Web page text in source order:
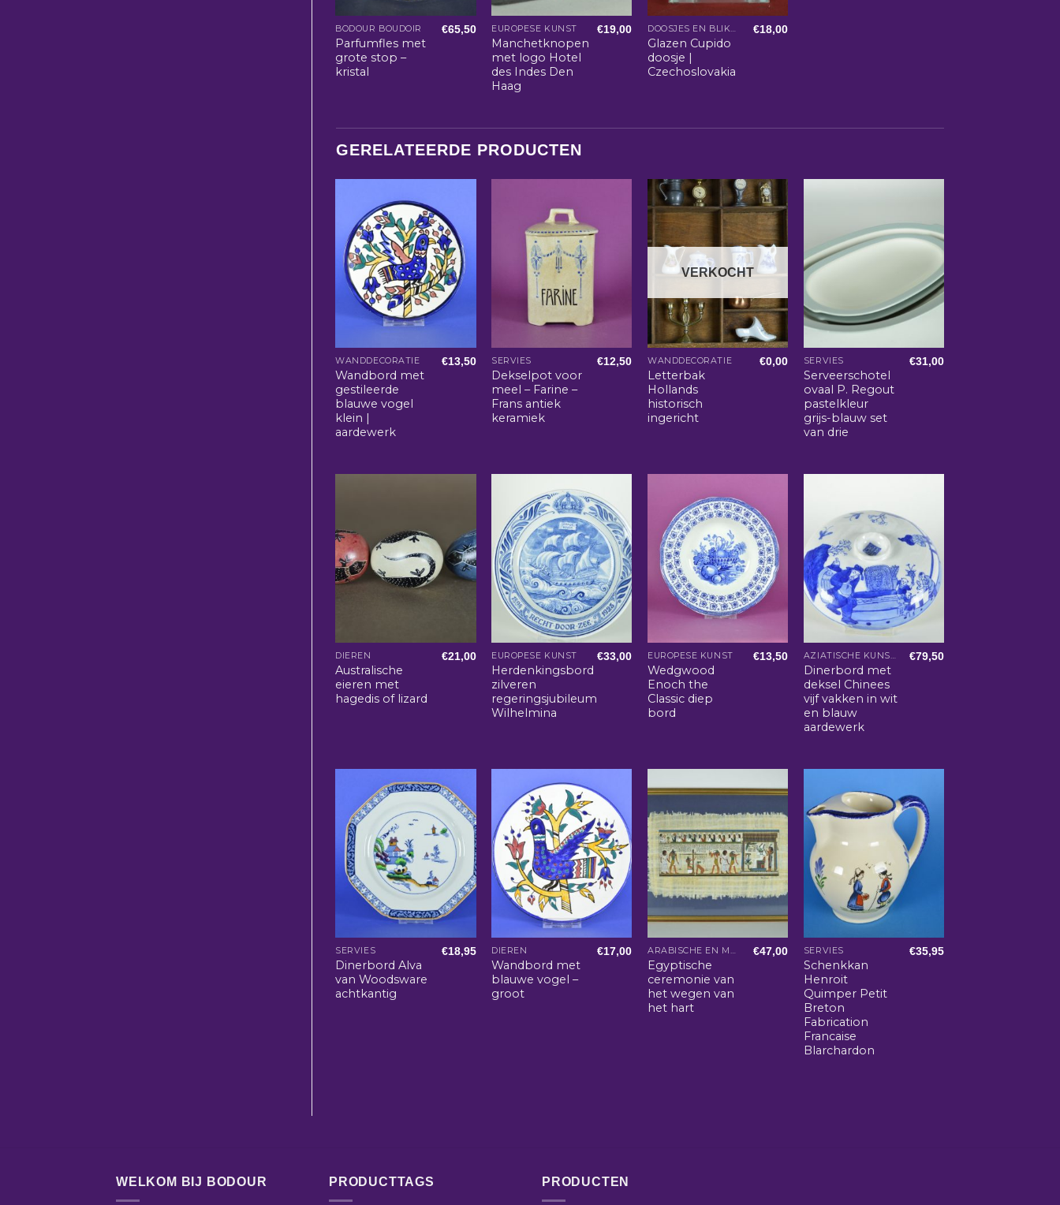
BODOUR BOUDOIR
Parfumfles met
grote stop –
kristal
€65,50 EUROPESE KUNST
Manchetknopen
met logo Hotel
des Indes Den
Haag
€19,00 DOOSJES EN BLIKKEN
Glazen Cupido
doosje |
Czechoslovakia
€18,00
GERELATEERDE PRODUCTEN
WANDDECORATIE
Wandbord met
gestileerde
blauwe vogel
klein |
aardewerk
€13,50 SERVIES
Dekselpot voor
meel – Farine –
Frans antiek
keramiek
€12,50
VERKOCHT
WANDDECORATIE
Letterbak
Hollands
historisch
ingericht
€0,00 SERVIES
Serveerschotel
ovaal P. Regout
pastelkleur
grijs-blauw set
van drie
€31,00
DIEREN
Australische
eieren met
hagedis of lizard
€21,00 EUROPESE KUNST
Herdenkingsbord
zilveren
regeringsjubileum
Wilhelmina
€33,00 EUROPESE KUNST
Wedgwood
Enoch the
Classic diep
bord
€13,50 AZIATISCHE KUNST EN WOONACCESSOIRES
Dinerbord met
deksel Chinees
vijf vakken in wit
en blauw
aardewerk
€79,50
SERVIES
Dinerbord Alva
van Woodsware
achtkantig
€18,95 DIEREN
Wandbord met
blauwe vogel –
groot
€17,00 ARABISCHE EN MAROKKAANSE WOONACCESSOIRES
Egyptische
ceremonie van
het wegen van
het hart
€47,00 SERVIES
Schenkkan
Henroit
Quimper Petit
Breton
Fabrication
Francaise
Blarchardon
€35,95
WELKOM BIJ BODOUR PRODUCTTAGS PRODUCTEN